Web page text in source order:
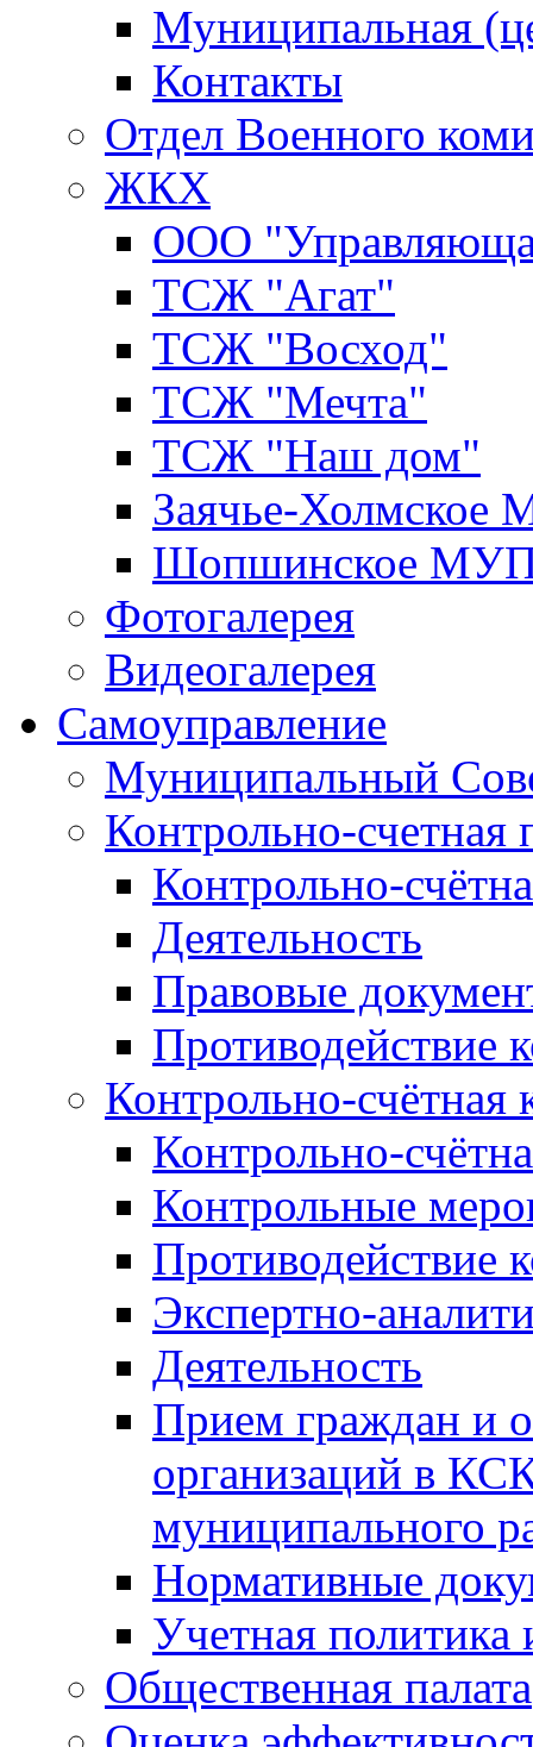
Муниципальная
Контакты
Отдел Военного
ЖКХ
ООО
ТСЖ "Агат"
ТСЖ "Восход"
ТСЖ "Мечта"
ТСЖ "Наш дом"
Заячье-
Шопшинское
Фотогалерея
Видеогалерея
Самоуправление
Муниципальный
Контрольно-счетная
Контрольно-
Деятельность
Правовые
Противодействие
Контрольно-счётная
Контрольно-
Контрольные
Противодействие
Экспертно-
Деятельность
Прием граждан и
организаций в
муниципального
Нормативные
Учетная политика
Общественная палата